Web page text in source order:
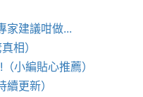
家建議咁做...
相）
小編貼心推薦）
更新）